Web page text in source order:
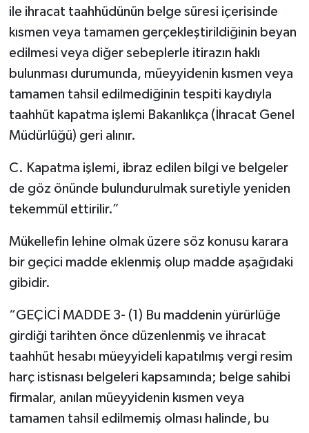
ile ihracat taahhüdünün belge süresi içerisinde
kısmen veya tamamen gerçekleştirildiğinin beyan
edilmesi veya diğer sebeplerle itirazın haklı
bulunması durumunda, müeyyidenin kısmen veya
tamamen tahsil edilmediğinin tespiti kaydıyla
taahhüt kapatma işlemi Bakanlıkça (İhracat Genel
Müdürlüğü) geri alınır.
C. Kapatma işlemi, ibraz edilen bilgi ve belgeler
de göz önünde bulundurulmak suretiyle yeniden
tekemmül ettirilir.”
Mükellefin lehine olmak üzere söz konusu karara
bir geçici madde eklenmiş olup madde aşağıdaki
gibidir.
“GEÇİCİ MADDE 3- (1) Bu maddenin yürürlüğe
girdiği tarihten önce düzenlenmiş ve ihracat
taahhüt hesabı müeyyideli kapatılmış vergi resim
harç istisnası belgeleri kapsamında; belge sahibi
firmalar, anılan müeyyidenin kısmen veya
tamamen tahsil edilmemiş olması halinde, bu